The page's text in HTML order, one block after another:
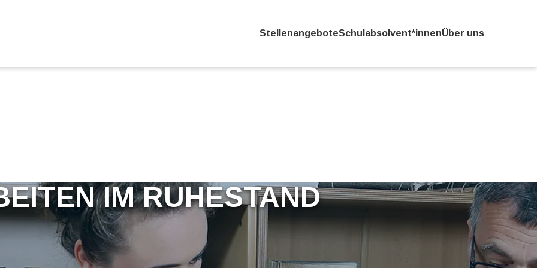
StellenangeboteSchulabsolvent*innenÜber uns
IM RUHESTAND